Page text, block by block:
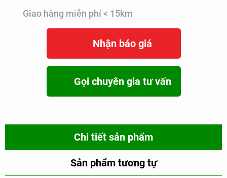
Giao hàng miễn phí < 15km
Nhận báo giá
Gọi chuyên gia tư vấn
Chi tiết sản phẩm
Sản phẩm tương tự